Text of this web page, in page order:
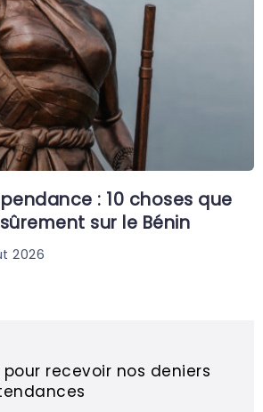
: 10 choses que
sur le Bénin
2026
recevoir nos deniers